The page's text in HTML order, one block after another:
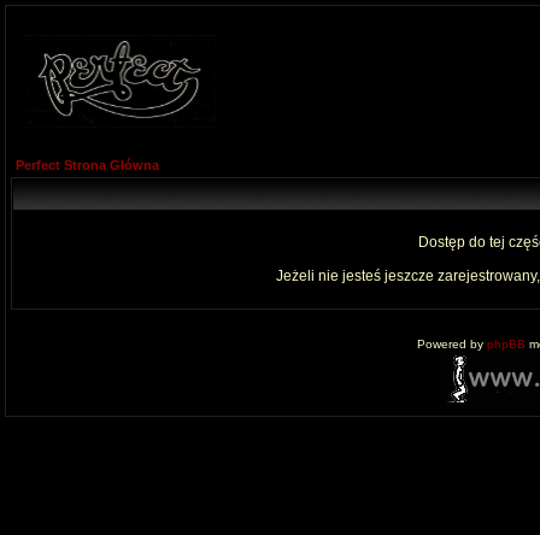
Perfect Strona Główna
Dostęp do tej
Jeżeli nie jesteś jeszcze
Powered by phpBB